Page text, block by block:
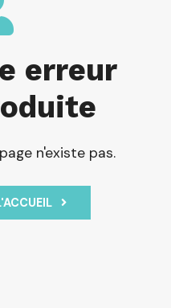
erreur
n'existe pas.